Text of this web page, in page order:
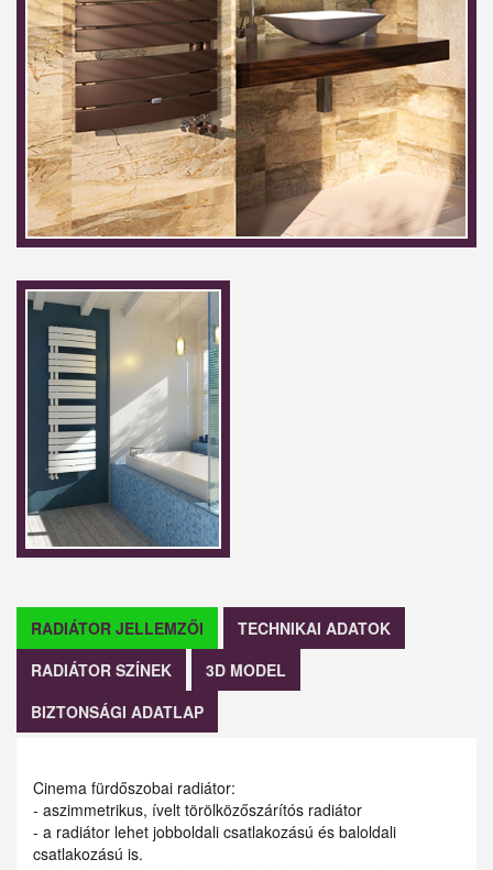
RADIÁTOR JELLEMZŐI
TECHNIKAI ADATOK
RADIÁTOR SZÍNEK
3D MODEL
BIZTONSÁGI ADATLAP
Cinema fürdőszobai radiátor:
- aszimmetrikus, ívelt törölközőszárítós radiátor
- a radiátor lehet jobboldali csatlakozású és baloldali
csatlakozású is.